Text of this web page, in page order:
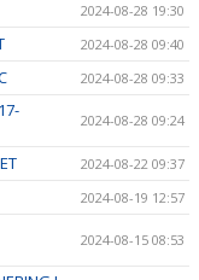
2024-08-28 19:30
2024-08-28 09:40
2024-08-28 09:33
2024-08-28 09:24
2024-08-22 09:37
2024-08-19 12:57
2024-08-15 08:53